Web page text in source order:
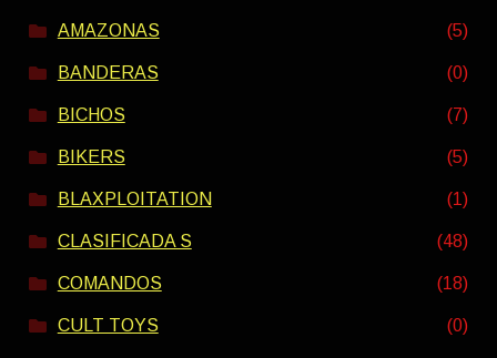
AMAZONAS (5)
BANDERAS (0)
BICHOS (7)
BIKERS (5)
BLAXPLOITATION (1)
CLASIFICADA S (48)
COMANDOS (18)
CULT TOYS (0)